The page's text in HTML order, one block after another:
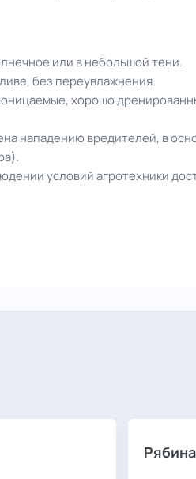
или в небольшой тени.
без переувлажнения.
хорошо
нападению вредителей, в
условий агротехники